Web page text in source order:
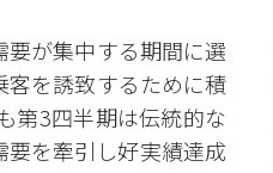
が集中する期間に選
を誘致するために積
第3四半期は伝統的な
を牽引し好実績達成